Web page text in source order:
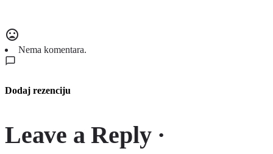
Nema komentara.
Dodaj rezenciju
Leave a Reply ·